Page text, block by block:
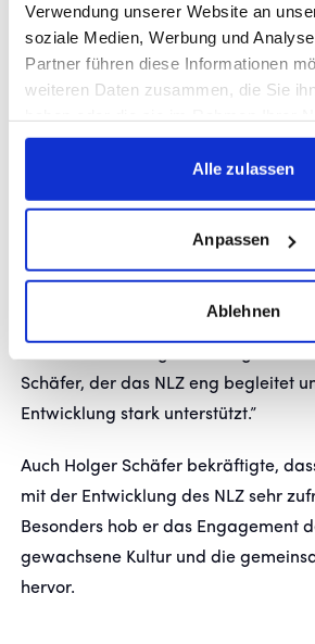
Verwendung unserer Website an
soziale Medien, Werbung und
Partner führen diese Informationen
weiteren Daten zusammen, die Sie
gesammelt haben.
Alle zulassen
Anpassen
Ablehnen
Thomas Christ, NLZ-Leiter der
ein positives Fazit: „Das war eine
Auftaktveranstaltung und ein sehr
Offenheit und Identifikation in
Trainerteam steckt. Besonders
organisatorische Themen zu
gemeinsam an den nächsten
Schäfer, der das NLZ eng begleitet
Entwicklung stark unterstützt.”
Auch Holger Schäfer bekräftigte,
mit der Entwicklung des NLZ sehr
Besonders hob er das Engagement
gewachsene Kultur und die
hervor.